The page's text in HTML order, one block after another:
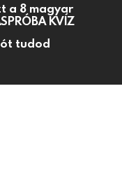
a 8 magyar
KVÍZ
tudod